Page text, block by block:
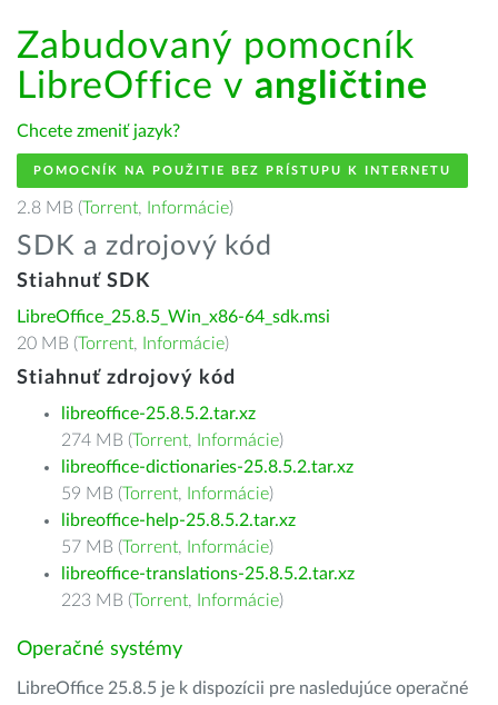
Zabudovaný pomocník
LibreOffice v angličtine
Chcete zmeniť jazyk?
POMOCNÍK NA POUŽITIE BEZ PRÍSTUPU K INTERNETU
2.8 MB (Torrent, Informácie)
SDK a zdrojový kód
Stiahnuť SDK
LibreOffice_25.8.5_Win_x86-64_sdk.msi
20 MB (Torrent, Informácie)
Stiahnuť zdrojový kód
libreoffice-25.8.5.2.tar.xz
274 MB (Torrent, Informácie)
libreoffice-dictionaries-25.8.5.2.tar.xz
59 MB (Torrent, Informácie)
libreoffice-help-25.8.5.2.tar.xz
57 MB (Torrent, Informácie)
libreoffice-translations-25.8.5.2.tar.xz
223 MB (Torrent, Informácie)
Operačné systémy
LibreOffice 25.8.5 je k dispozícii pre nasledujúce operačné